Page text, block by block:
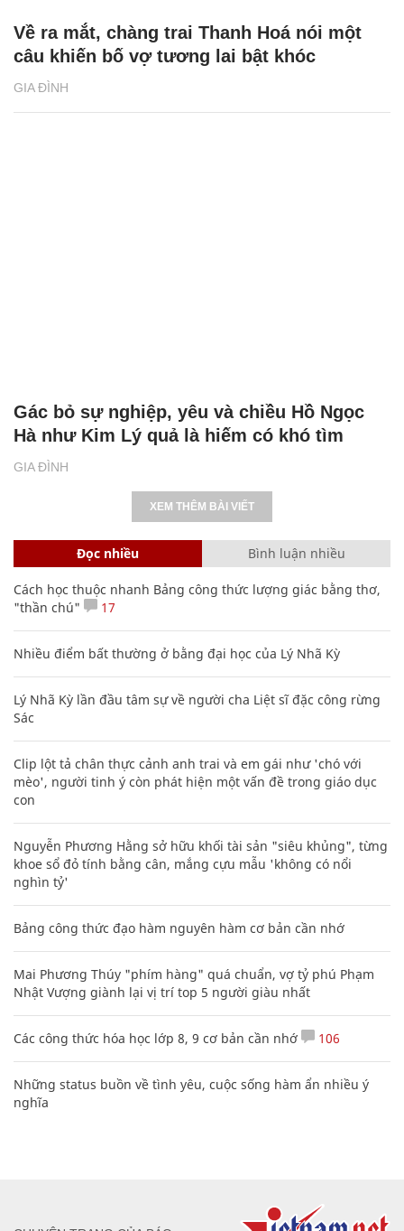
GIA ĐÌNH
Về ra mắt, chàng trai Thanh Hoá nói một
câu khiến bố vợ tương lai bật khóc
GIA ĐÌNH
Gác bỏ sự nghiệp, yêu và chiều Hồ Ngọc
Hà như Kim Lý quả là hiếm có khó tìm
XEM THÊM BÀI VIẾT
Đọc nhiều Bình luận nhiều
Cách học thuộc nhanh Bảng công thức lượng giác bằng thơ,
"thần chú"
17
Nhiều điểm bất thường ở bằng đại học của Lý Nhã Kỳ
Lý Nhã Kỳ lần đầu tâm sự về người cha Liệt sĩ đặc công rừng
Sác
Clip lột tả chân thực cảnh anh trai và em gái như 'chó với
mèo', người tinh ý còn phát hiện một vấn đề trong giáo dục
con
Nguyễn Phương Hằng sở hữu khối tài sản "siêu khủng", từng
khoe sổ đỏ tính bằng cân, mắng cựu mẫu 'không có nổi
nghìn tỷ'
Bảng công thức đạo hàm nguyên hàm cơ bản cần nhớ
Mai Phương Thúy "phím hàng" quá chuẩn, vợ tỷ phú Phạm
Nhật Vượng giành lại vị trí top 5 người giàu nhất
Các công thức hóa học lớp 8, 9 cơ bản cần nhớ 106
Những status buồn về tình yêu, cuộc sống hàm ẩn nhiều ý
nghĩa